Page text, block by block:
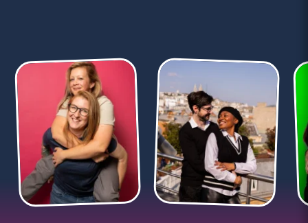
4 minutes
Les signes qui ne trompent pas